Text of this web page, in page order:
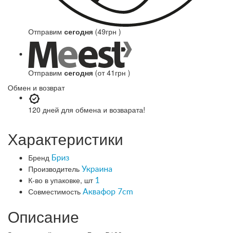
Отправим сегодня (49грн )
Отправим сегодня (от 41грн )
Обмен и возврат
120 дней для обмена и возварата!
Характеристики
Бренд Бриз
Производитель Украина
К-во в упаковке, шт 1
Совместимость Аквафор 7cm
Описание